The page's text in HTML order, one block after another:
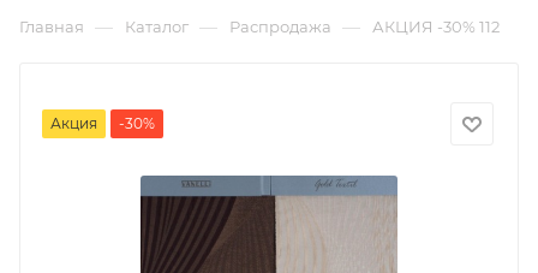
Главная — Каталог — Распродажа — АКЦИЯ -30% 112
Акция -30%